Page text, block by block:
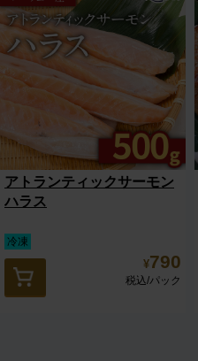
アトランティックサーモン
ハラス
冷凍
¥790
税込/パック